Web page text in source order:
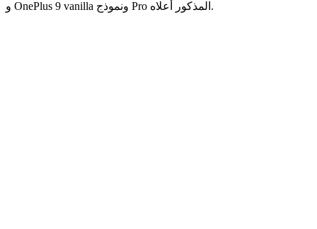
و OnePlus 9 vanilla ونموذج Pro المذكور أعلاه.